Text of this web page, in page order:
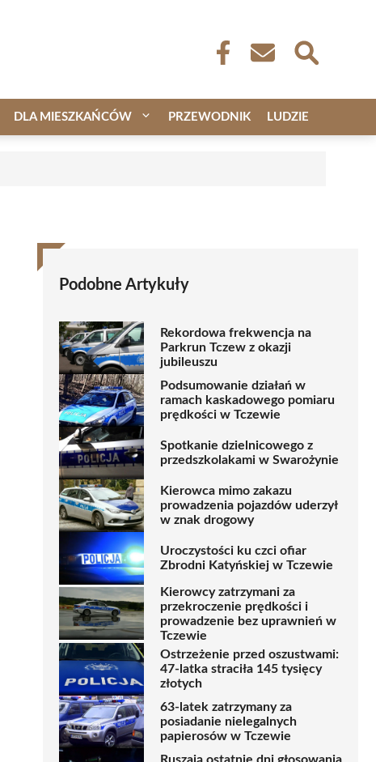
DLA MIESZKAŃCÓW PRZEWODNIK LUDZIE
Podobne Artykuły
Rekordowa frekwencja na
Parkrun Tczew z okazji
jubileuszu
Podsumowanie działań w
ramach kaskadowego pomiaru
prędkości w Tczewie
Spotkanie dzielnicowego z
przedszkolakami w Swarożynie
Kierowca mimo zakazu
prowadzenia pojazdów uderzył
w znak drogowy
Uroczystości ku czci ofiar
Zbrodni Katyńskiej w Tczewie
Kierowcy zatrzymani za
przekroczenie prędkości i
prowadzenie bez uprawnień w
Tczewie
Ostrzeżenie przed oszustwami:
47-latka straciła 145 tysięcy
złotych
63-latek zatrzymany za
posiadanie nielegalnych
papierosów w Tczewie